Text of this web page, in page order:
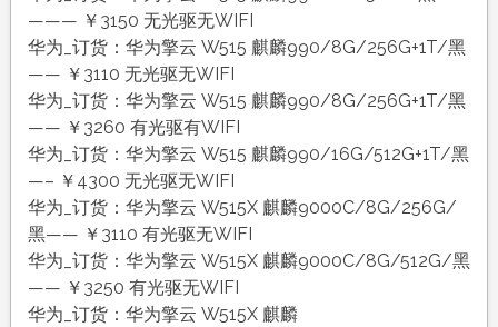
——— ￥3150 无光驱无WIFI
华为_订货：华为擎云 W515 麒麟990/8G/256G+1T/黑
—— ￥3110 无光驱无WIFI
华为_订货：华为擎云 W515 麒麟990/8G/256G+1T/黑
—— ￥3260 有光驱有WIFI
华为_订货：华为擎云 W515 麒麟990/16G/512G+1T/黑
—– ￥4300 无光驱无WIFI
华为_订货：华为擎云 W515X 麒麟9000C/8G/256G/
黑—— ￥3110 有光驱无WIFI
华为_订货：华为擎云 W515X 麒麟9000C/8G/512G/黑
—— ￥3250 有光驱无WIFI
华为_订货：华为擎云 W515X 麒麟